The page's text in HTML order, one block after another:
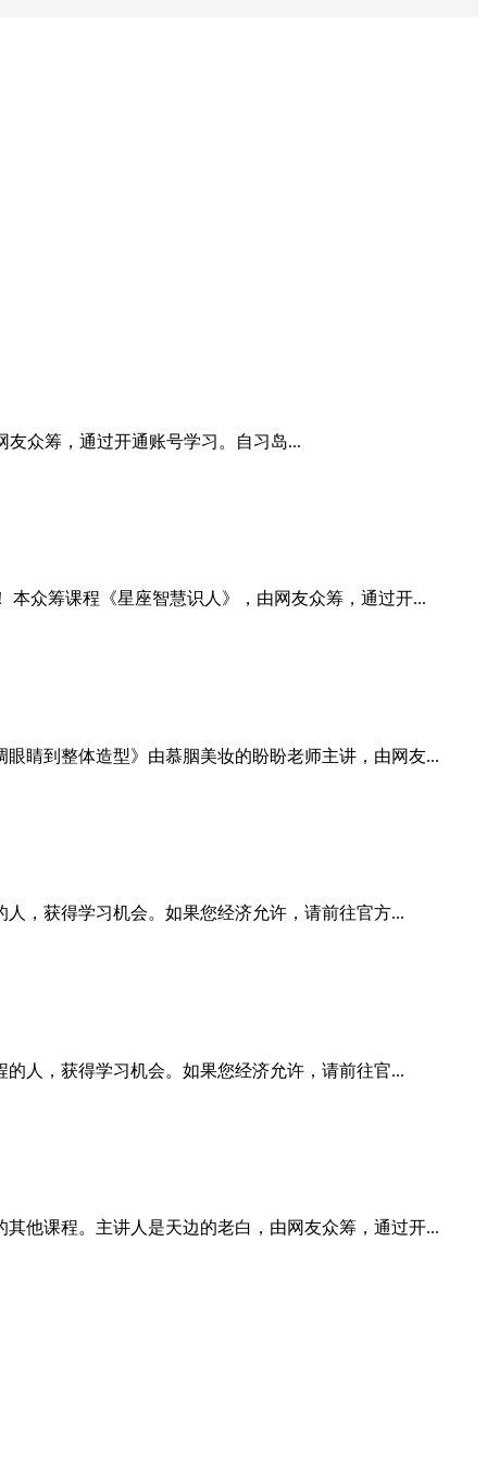
友众筹，通过开通账号学习。自习岛...
众筹课程《星座智慧识人》，由网友众筹，通过开...
睛到整体造型》由慕胭美妆的盼盼老师主讲，由网友...
，获得学习机会。如果您经济允许，请前往官方...
人，获得学习机会。如果您经济允许，请前往官...
他课程。主讲人是天边的老白，由网友众筹，通过开...